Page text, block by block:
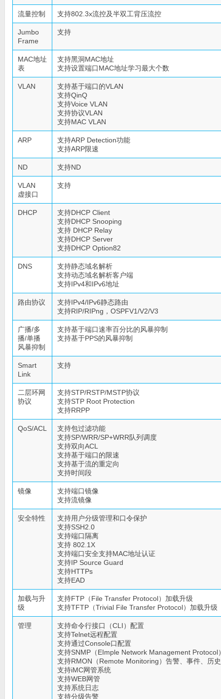
流量控制 支持802.3x流控及半双工背压流控
Jumbo
Frame
支持
MAC地址
表
支持黑洞MAC地址
支持设置端口MAC地址学习最大个数
VLAN
支持基于端口的VLAN
支持QinQ
支持Voice VLAN
支持协议VLAN
支持MAC VLAN
ARP
支持ARP Detection功能
支持ARP限速
ND 支持ND
VLAN
虚接口
支持
DHCP
支持DHCP Client
支持DHCP Snooping
支持 DHCP Relay
支持DHCP Server
支持DHCP Option82
DNS
支持静态域名解析
支持动态域名解析客户端
支持IPv4和IPv6地址
路由协议
支持IPv4/IPv6静态路由
支持RIP/RIPng，OSPFV1/V2/V3
广播/多
播/单播
风暴抑制
支持基于端口速率百分比的风暴抑制
支持基于PPS的风暴抑制
Smart
Link
支持
二层环网
协议
支持STP/RSTP/MSTP协议
支持STP Root Protection
支持RRPP
QoS/ACL
支持包过滤功能
支持SP/WRR/SP+WRR队列调度
支持双向ACL
支持基于端口的限速
支持基于流的重定向
支持时间段
镜像
支持端口镜像
支持流镜像
安全特性
支持用户分级管理和口令保护
支持SSH2.0
支持端口隔离
支持 802.1X
支持端口安全支持MAC地址认证
支持IP Source Guard
支持HTTPs
支持EAD
加载与升
级
支持FTP（File Transfer Protocol）加载升级
支持TFTP（Trivial File Transfer Protocol）加载升级
管理
支持命令行接口（CLI）配置
支持Telnet远程配置
支持通过Console口配置
支持SNMP（EImple Network Management Protocol
支持RMON（Remote Monitoring）告警、事件、历
支持iMC网管系统
支持WEB网管
支持系统日志
支持分级告警